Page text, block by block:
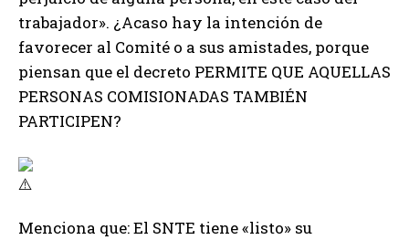
trabajador». ¿Acaso hay la intención de
favorecer al Comité o a sus amistades, porque
piensan que el decreto PERMITE QUE AQUELLAS
PERSONAS COMISIONADAS TAMBIÉN
PARTICIPEN?
Menciona que: El SNTE tiene «listo» su